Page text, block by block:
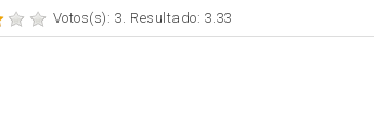
Votos(s): 3. Resultado: 3.33